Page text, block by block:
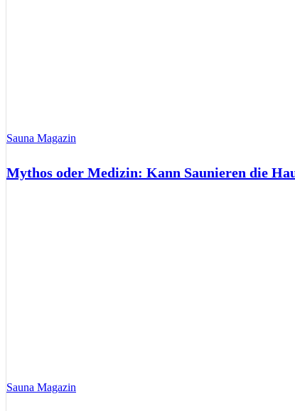
Sauna Magazin
Mythos oder Medizin: Kann Saunieren die
Sauna Magazin